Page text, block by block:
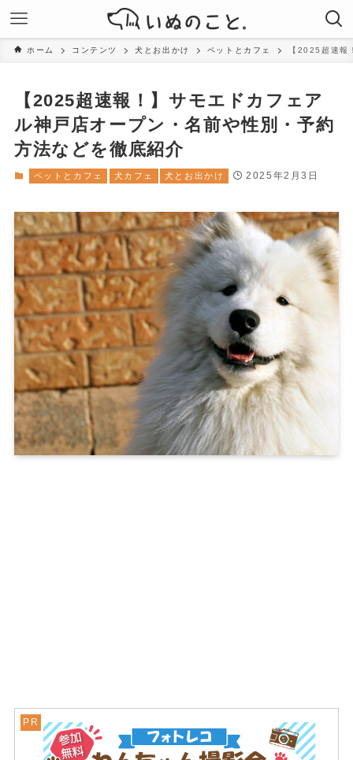
ホーム コンテンツ 犬とお出かけ ペットとカフェ 【2025超速報
【2025超速報！】サモエドカフェア
ル神戸店オープン・名前や性別・予約
方法などを徹底紹介
ペットとカフェ 犬カフェ 犬とお出かけ 2025年2月3日